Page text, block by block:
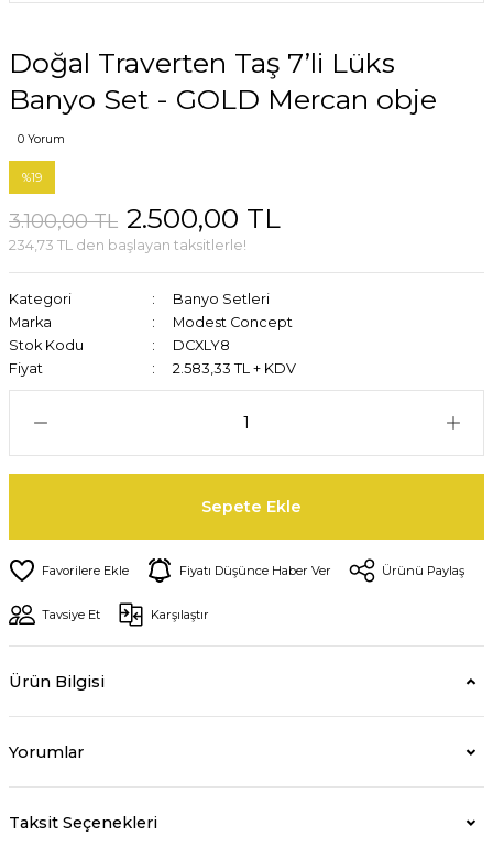
Doğal Traverten Taş 7’li Lüks
Banyo Set - GOLD Mercan obje
0 Yorum
%19
3.100,00 TL 2.500,00 TL
234,73 TL den başlayan taksitlerle!
Kategori
Banyo Setleri
Marka
Modest Concept
Stok Kodu
DCXLY8
Fiyat
2.583,33 TL + KDV
Sepete Ekle
Fiyatı Düşünce Haber Ver Ürünü Paylaş
Tavsiye Et Karşılaştır
Ürün Bilgisi
Yorumlar
Taksit Seçenekleri